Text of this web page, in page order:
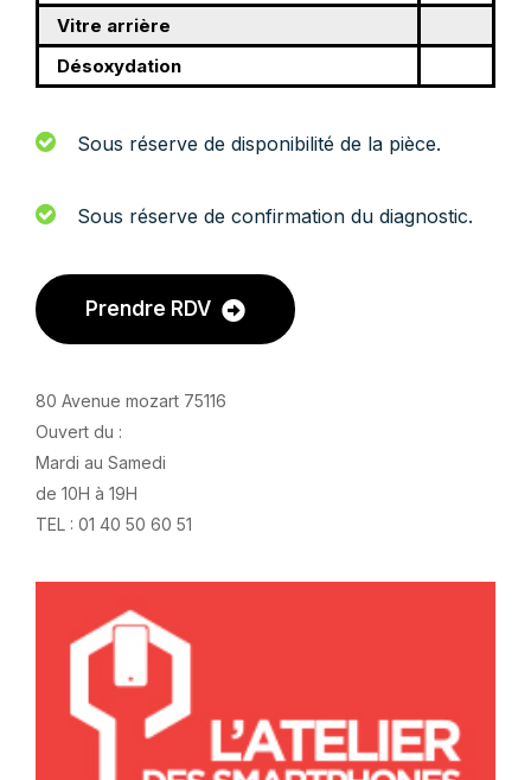
Vitre arrière
Désoxydation
Sous réserve de disponibilité de la pièce.
Sous réserve de confirmation du diagnostic.
Prendre RDV
80 Avenue mozart 75116
Ouvert du :
Mardi au Samedi
de 10H à 19H
TEL : 01 40 50 60 51